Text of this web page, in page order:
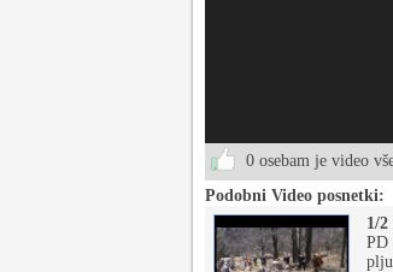
0 osebam je video
Podobni Video posnetki:
1/
PD